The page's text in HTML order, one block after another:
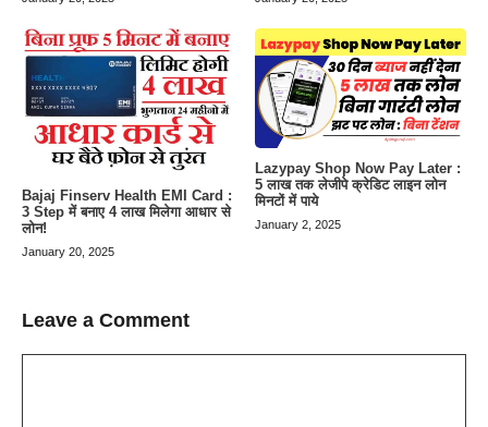
Bajaj Finserv Health EMI Card :
3 Step में बनाए 4 लाख मिलेगा आधार से
लोन!
January 20, 2025
Lazypay Shop Now Pay Later :
5 लाख तक लेजीपे क्रेडिट लाइन लोन
मिनटों में पाये
January 2, 2025
Leave a Comment